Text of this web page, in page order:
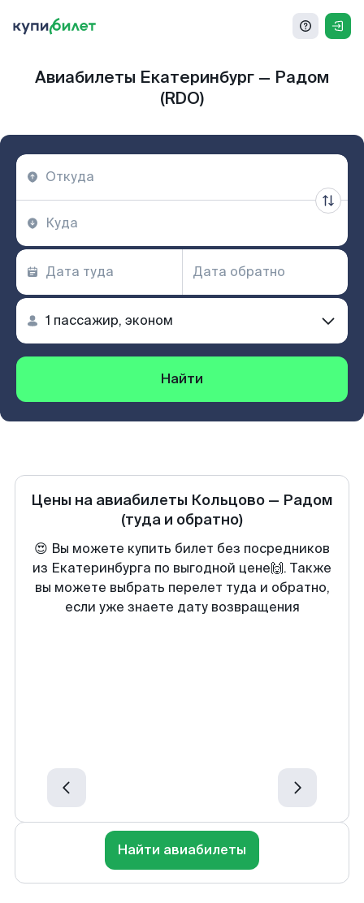
Авиабилеты Екатеринбург — Радом
(RDO)
Найти
Цены на авиабилеты Кольцово — Радом
(туда и обратно)
😍 Вы можете купить билет без посредников
из Екатеринбурга по выгодной цене🙌. Также
вы можете выбрать перелет туда и обратно,
если уже знаете дату возвращения
Найти авиабилеты